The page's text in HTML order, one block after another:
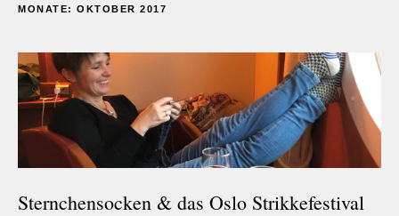
MONATE: OKTOBER 2017
Sternchensocken & das Oslo Strikkefestival